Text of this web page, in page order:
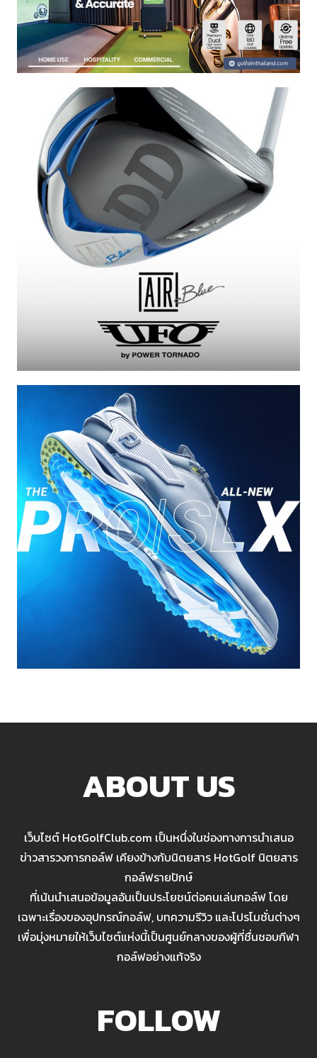
ABOUT US
เว็บไซต์ HotGolfClub.com เป็นหนึ่งในช่องทางการนำเสนอ
ข่าวสารวงการกอล์ฟ เคียงข้างกับนิตยสาร HotGolf นิตยสาร
กอล์ฟรายปักษ์
ที่เน้นนำเสนอข้อมูลอันเป็นประโยชน์ต่อคนเล่นกอล์ฟ โดย
เฉพาะเรื่องของอุปกรณ์กอล์ฟ, บทความรีวิว และโปรโมชั่นต่างๆ
เพื่อมุ่งหมายให้เว็บไซต์แห่งนี้เป็นศูนย์กลางของผู้ที่ชื่นชอบกีฬา
กอล์ฟอย่างแท้จริง
FOLLOW